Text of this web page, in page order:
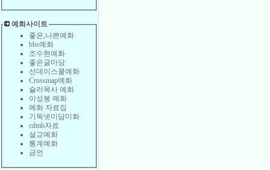
예화사이트
좋은,나쁜예화
bbs예화
조수현예화
좋은글마당
선데이스쿨예화
Crossmap예화
슐러목사 예화
이성봉 예화
예화 자료집
기독넷미담미화
cdmb자료
설교예화
통계예화
금언